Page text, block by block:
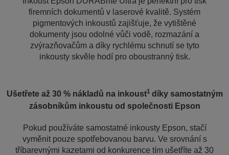
firemních dokumentů v laserové kvalitě. Systém
pigmentových inkoustů zajišťuje, že vytištěné
dokumenty jsou odolné vůči vodě, rozmazání a
zvýrazňovačům a díky rychlému schnutí se tyto
inkousty skvěle hodí pro oboustranný tisk.
Ušetřete až 30 % nákladů na inkoust1 díky samostatným
zásobníkům inkoustu od společnosti Epson
Pokud používáte samostatné inkousty Epson, stačí
vyměnit pouze spotřebovanou barvu. Ve srovnání s
tříbarevnými kazetami od konkurence tím ušetříte až 30